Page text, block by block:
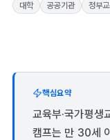
대학 공공기관 정부
핵심요약
교육부·국가평
캠프는 만 30세